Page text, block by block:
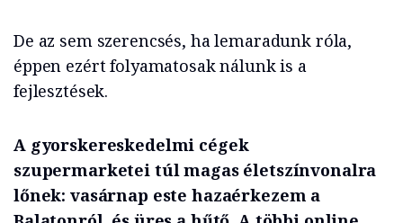
De az sem szerencsés, ha lemaradunk róla,
éppen ezért folyamatosak nálunk is a
fejlesztések.
A gyorskereskedelmi cégek
szupermarketei túl magas életszínvonalra
lőnek: vasárnap este hazaérkezem a